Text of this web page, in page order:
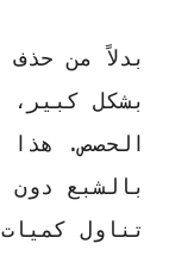
بدلاً من
بشكل كبير،
الحصص. هذا
بالشبع
تناول